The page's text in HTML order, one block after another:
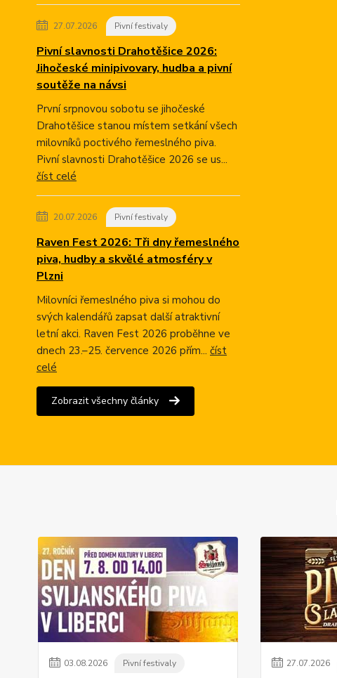
27.07.2026 Pivní festivaly
Pivní slavnosti Drahotěšice 2026:
Jihočeské minipivovary, hudba a pivní
soutěže na návsi
První srpnovou sobotu se jihočeské
Drahotěšice stanou místem setkání všech
milovníků poctivého řemeslného piva.
Pivní slavnosti Drahotěšice 2026 se us...
číst celé
20.07.2026 Pivní festivaly
Raven Fest 2026: Tři dny řemeslného
piva, hudby a skvělé atmosféry v
Plzni
Milovníci řemeslného piva si mohou do
svých kalendářů zapsat další atraktivní
letní akci. Raven Fest 2026 proběhne ve
dnech 23.–25. července 2026 přím... číst
celé
Zobrazit všechny články
03.08.2026 Pivní festivaly 27.07.2026